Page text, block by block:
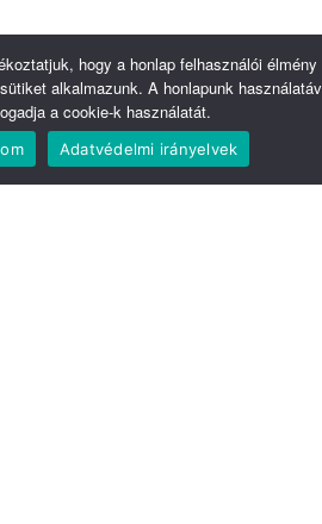
hogy a honlap felhasználói élmény
alkalmazunk. A honlapunk
a cookie-k használatát.
Adatvédelmi irányelvek